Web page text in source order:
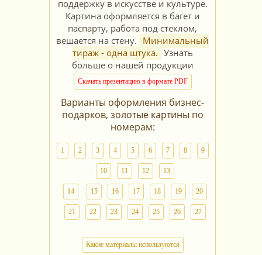
поддержку в искусстве и культуре.
Картина оформляется в багет и
паспарту, работа под стеклом,
вешается на стену. Минимальный
тираж - одна штука. Узнать
больше о нашей продукции
Скачать презентацию в формате PDF
Варианты оформления бизнес-
подарков, золотые картины по
номерам:
1 2 3 4 5 6 7 8 9
10 11 12 13
14 15 16 17 18 19 20
21 22 23 24 25 26 27
Какие материалы используются